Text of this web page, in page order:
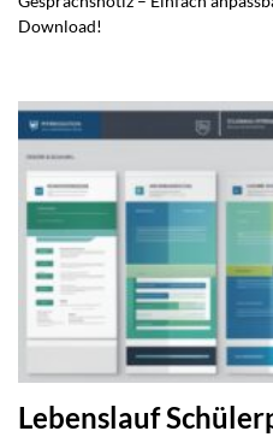
Download!
Lebenslauf